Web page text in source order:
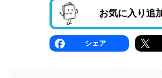
お気に入り追
シェア